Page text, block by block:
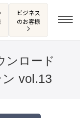
ビジネス
のお客様
ンロード
vol.13